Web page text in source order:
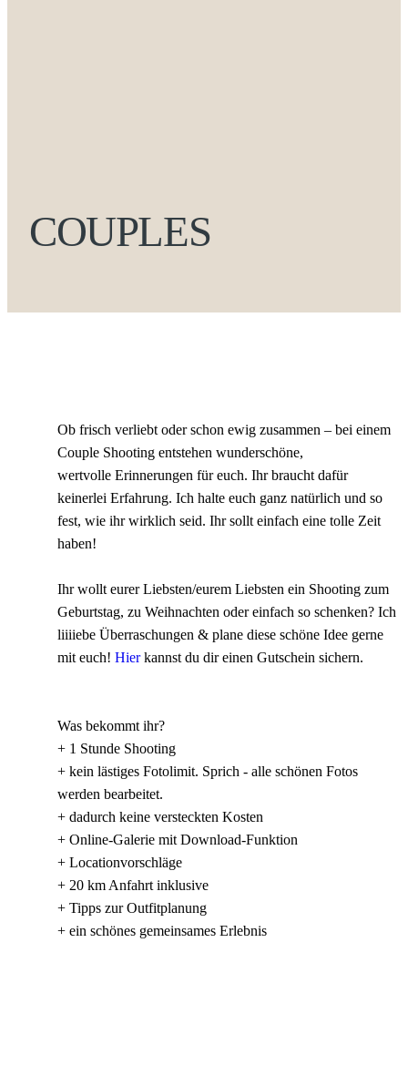
COUPLES
Ob frisch verliebt oder schon ewig zusammen – bei einem
Couple Shooting entstehen wunderschöne,
wertvolle Erinnerungen für euch. Ihr braucht dafür
keinerlei Erfahrung. Ich halte euch ganz natürlich und so
fest, wie ihr wirklich seid. Ihr sollt einfach eine tolle Zeit
haben!
Ihr wollt eurer Liebsten/eurem Liebsten ein Shooting zum
Geburtstag, zu Weihnachten oder einfach so schenken? Ich
liiiiebe Überraschungen & plane diese schöne Idee gerne
mit euch!Hierkannst du dir einen Gutschein sichern.
Was bekommt ihr?
+ 1 Stunde Shooting
+ kein lästiges Fotolimit. Sprich - alle schönen Fotos
werden bearbeitet.
+ dadurch keine versteckten Kosten
+ Online-Galerie mit Download-Funktion
+ Locationvorschläge
+ 20 km Anfahrt inklusive
+ Tipps zur Outfitplanung
+ ein schönes gemeinsames Erlebnis